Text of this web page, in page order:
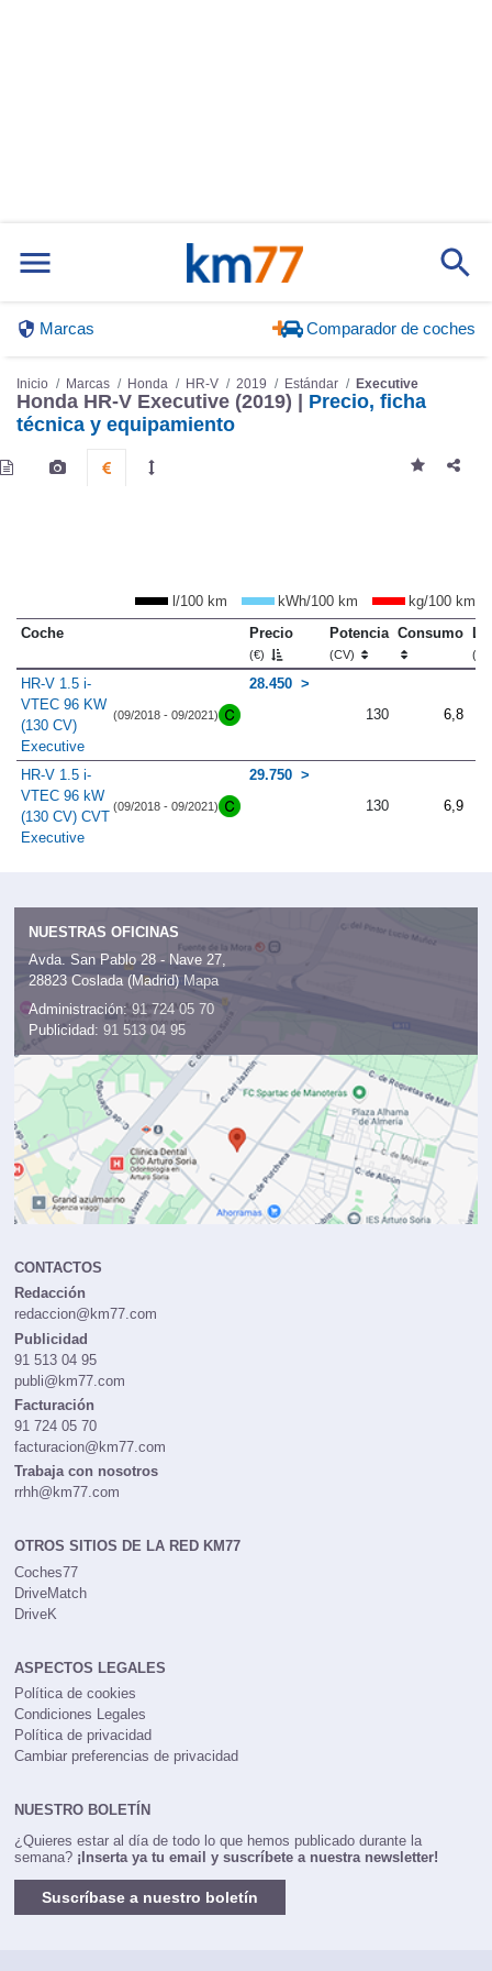
Marcas Comparador de coches
Inicio Marcas Honda HR-V 2019 Estándar Executive
Honda HR-V Executive (2019) | Precio, ficha
técnica y equipamiento
l/100 km kWh/100 km
kg/100 km
Coche
Precio
(€)
Potencia
(CV)
Consumo
HR-V 1.5 i-
VTEC 96 KW
(130 CV)
Executive
(09/2018 - 09/2021)
28.450
130
6,8
HR-V 1.5 i-
VTEC 96 kW
(130 CV) CVT
Executive
(09/2018 - 09/2021)
29.750
130
6,9
NUESTRAS OFICINAS
Avda. San Pablo 28 - Nave 27,
28823 Coslada (Madrid) Mapa
Administración: 91 724 05 70
Publicidad: 91 513 04 95
CONTACTOS
Redacción
redaccion@km77.com
Publicidad
91 513 04 95
publi@km77.com
Facturación
91 724 05 70
facturacion@km77.com
Trabaja con nosotros
rrhh@km77.com
OTROS SITIOS DE LA RED KM77
Coches77
DriveMatch
DriveK
ASPECTOS LEGALES
Política de cookies
Condiciones Legales
Política de privacidad
Cambiar preferencias de privacidad
NUESTRO BOLETÍN
¿Quieres estar al día de todo lo que hemos publicado durante la
semana? ¡Inserta ya tu email y suscríbete a nuestra newsletter!
Suscríbase a nuestro boletín